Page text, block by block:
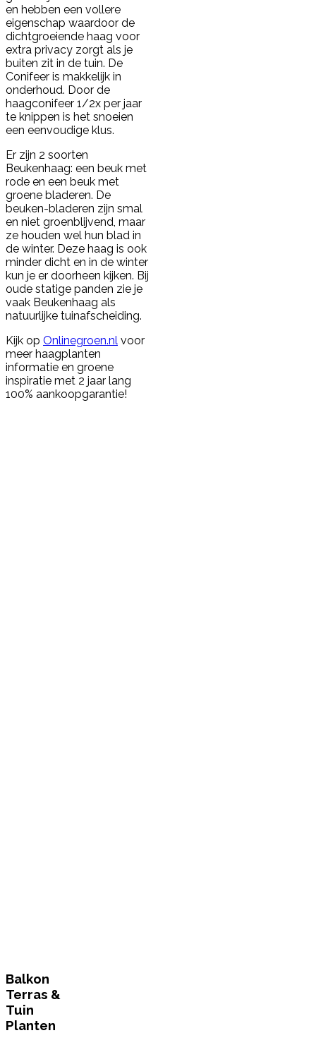
en hebben een vollere
eigenschap waardoor de
dichtgroeiende haag voor
extra privacy zorgt als je
buiten zit in de tuin. De
Conifeer is makkelijk in
onderhoud. Door de
haagconifeer 1/2x per jaar
te knippen is het snoeien
een eenvoudige klus.
Er zijn 2 soorten
Beukenhaag: een beuk met
rode en een beuk met
groene bladeren. De
beuken-bladeren zijn smal
en niet groenblijvend, maar
ze houden wel hun blad in
de winter. Deze haag is ook
minder dicht en in de winter
kun je er doorheen kijken. Bij
oude statige panden zie je
vaak Beukenhaag als
natuurlijke tuinafscheiding.
Kijk op Onlinegroen.nl voor
meer haagplanten
informatie en groene
inspiratie met 2 jaar lang
100% aankoopgarantie!
Balkon
Terras &
Tuin
Planten